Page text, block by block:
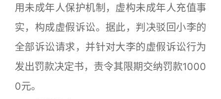
用未成年人保护机制，虚构未成年人充值事
实，构成虚假诉讼。据此，判决驳回小李的
全部诉讼请求，并针对大李的虚假诉讼行为
发出罚款决定书，责令其限期交纳罚款1000
0元。